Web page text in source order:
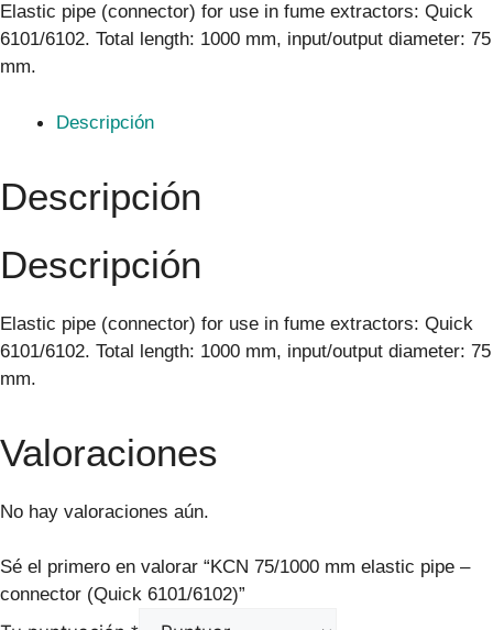
Elastic pipe (connector) for use in fume extractors: Quick
6101/6102. Total length: 1000 mm, input/output diameter: 75
mm.
Descripción
Descripción
Descripción
Elastic pipe (connector) for use in fume extractors: Quick
6101/6102. Total length: 1000 mm, input/output diameter: 75
mm.
Valoraciones
No hay valoraciones aún.
Sé el primero en valorar “KCN 75/1000 mm elastic pipe –
connector (Quick 6101/6102)”